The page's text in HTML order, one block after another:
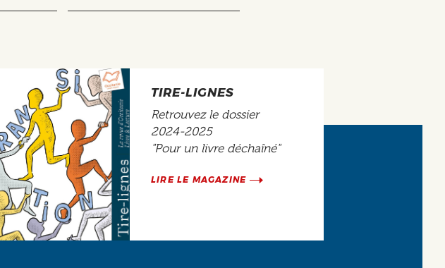
TIRE-LIGNES
Retrouvez le dossier
2024-2025
"Pour un livre déchaîné"
LIRE LE MAGAZINE